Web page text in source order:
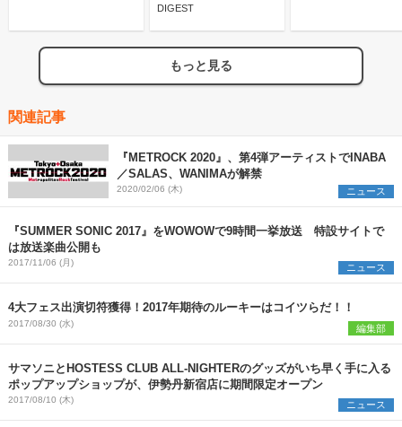
DIGEST
もっと見る
関連記事
『METROCK 2020』、第4弾アーティストでINABA
／SALAS、WANIMAが解禁
2020/02/06 (木) ニュース
『SUMMER SONIC 2017』をWOWOWで9時間一挙放送 特設サイトで
は放送楽曲公開も
2017/11/06 (月) ニュース
4大フェス出演切符獲得！2017年期待のルーキーはコイツらだ！！
2017/08/30 (水) 編集部
サマソニとHOSTESS CLUB ALL-NIGHTERのグッズがいち早く手に入る
ポップアップショップが、伊勢丹新宿店に期間限定オープン
2017/08/10 (木) ニュース